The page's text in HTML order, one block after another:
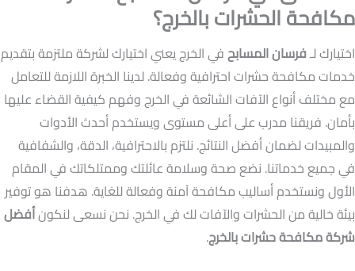
مكافحة الحشرات بالخرج؟
اختيارك لـفرسان المسابحفي الخرج يعني اختيارك لشركة ملتزمة بتقديم
خدمات مكافحة حشرات احترافية وفعالة. لدينا الخبرة اللازمة للتعامل
مع مختلف أنواع الآفات الشائعة في الخرج وفهم كيفية القضاء عليها
بأمان. فريقنا مدرب على أعلى مستوى ويستخدم أحدث الأدوات
والمبيدات لضمان أفضل النتائج. نلتزم بالاحترافية، الدقة، والشفافية
في جميع خدماتنا. نضع صحة وسلامة عائلتك وممتلكاتك في المقام
الأول ونستخدم أساليب مكافحة آمنة وفعالة للغاية. هدفنا هو توفير
بيئة خالية من الحشرات والآفات لك في الخرج. نحن نسعى لنكونأفضل
شركة مكافحة حشرات بالخرج.